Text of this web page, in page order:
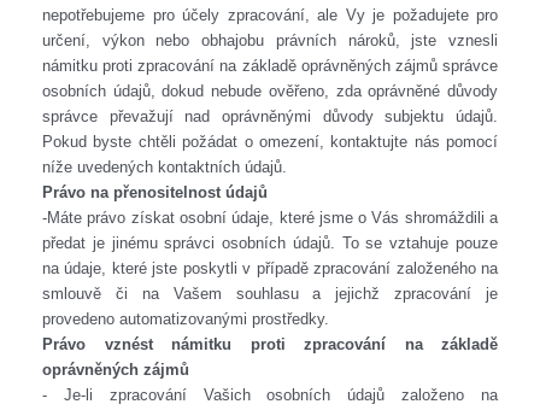
nepotřebujeme pro účely zpracování, ale Vy je požadujete pro
určení, výkon nebo obhajobu právních nároků, jste vznesli
námitku proti zpracování na základě oprávněných zájmů správce
osobních údajů, dokud nebude ověřeno, zda oprávněné důvody
správce převažují nad oprávněnými důvody subjektu údajů.
Pokud byste chtěli požádat o omezení, kontaktujte nás pomocí
níže uvedených kontaktních údajů.
Právo na přenositelnost údajů
-Máte právo získat osobní údaje, které jsme o Vás shromáždili a
předat je jinému správci osobních údajů. To se vztahuje pouze
na údaje, které jste poskytli v případě zpracování založeného na
smlouvě či na Vašem souhlasu a jejichž zpracování je
provedeno automatizovanými prostředky.
Právo vznést námitku proti zpracování na základě
oprávněných zájmů
- Je-li zpracování Vašich osobních údajů založeno na